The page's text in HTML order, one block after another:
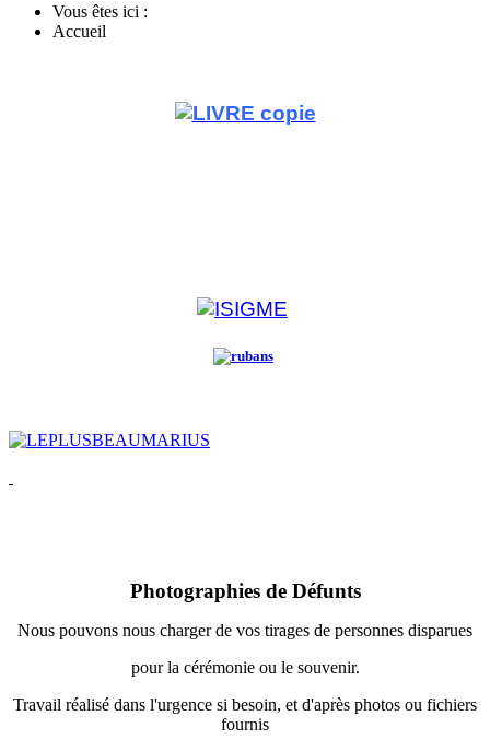
Vous êtes ici :
Accueil
Photographies de Défunts
Nous pouvons nous charger de vos tirages de personnes disparues
pour la cérémonie ou le souvenir.
Travail réalisé dans l'urgence si besoin, et d'après photos ou fichiers
fournis